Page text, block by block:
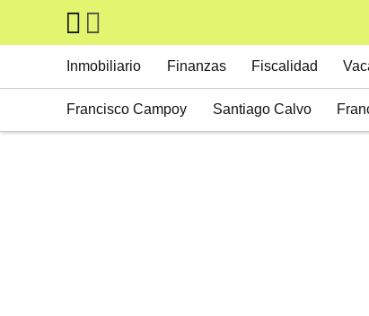
Skip to main content
Inmobiliario Finanzas Fiscalidad
Francisco Campoy Santiago Calvo